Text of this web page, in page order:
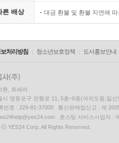
른 배상 대금 환불 및 환불 지연에
처리방침 청소년보호정책 도서홍보안내
환, 최세라
시 영등포구 은행로 11, 5층~6층(여의도동,일신
번호 : 229-81-37000 통신판매업신고 : 제
호스팅 서비스사업자 :
YES24 Corp. All Rights Reserved.